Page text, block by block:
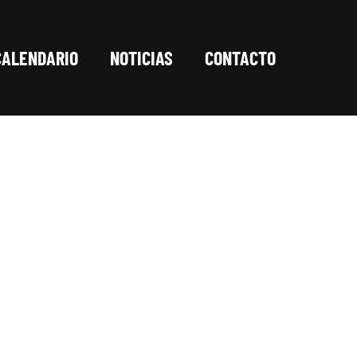
NOTICIAS CONTACTO